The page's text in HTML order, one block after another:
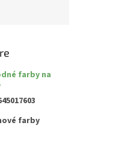
farby na
farby